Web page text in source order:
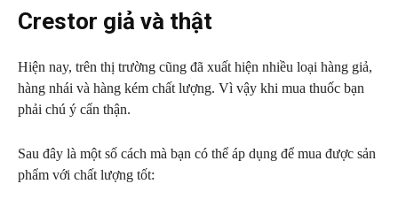
Crestor giả và thật
Hiện nay, trên thị trường cũng đã xuất hiện nhiều loại hàng giả,
hàng nhái và hàng kém chất lượng. Vì vậy khi mua thuốc bạn
phải chú ý cẩn thận.
Sau đây là một số cách mà bạn có thể áp dụng để mua được sản
phẩm với chất lượng tốt: